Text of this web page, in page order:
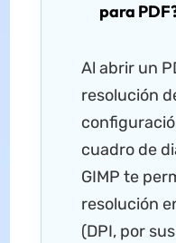
para
Al abrir un
resolución
cuadro de
GIMP te
resolución
(DPI, por